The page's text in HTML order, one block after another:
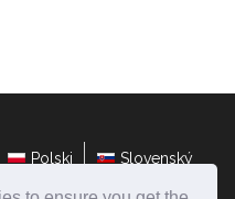
Polski Slovenský